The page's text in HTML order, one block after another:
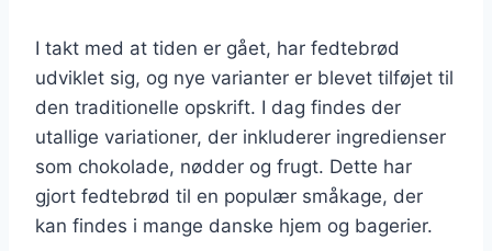
I takt med at tiden er gået, har fedtebrød
udviklet sig, og nye varianter er blevet tilføjet til
den traditionelle opskrift. I dag findes der
utallige variationer, der inkluderer ingredienser
som chokolade, nødder og frugt. Dette har
gjort fedtebrød til en populær småkage, der
kan findes i mange danske hjem og bagerier.